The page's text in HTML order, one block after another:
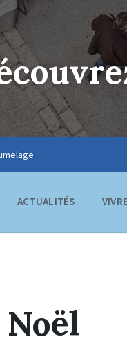
ACTUALITÉS